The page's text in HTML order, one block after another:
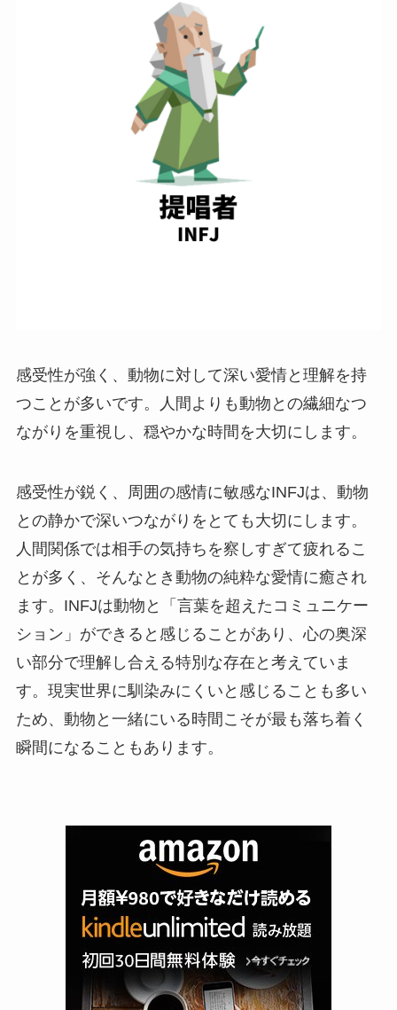
感受性が強く、動物に対して深い愛情と理解を持
つことが多いです。人間よりも動物との繊細なつ
ながりを重視し、穏やかな時間を大切にします。
感受性が鋭く、周囲の感情に敏感なINFJは、動物
との静かで深いつながりをとても大切にします。
人間関係では相手の気持ちを察しすぎて疲れるこ
とが多く、そんなとき動物の純粋な愛情に癒され
ます。INFJは動物と「言葉を超えたコミュニケー
ション」ができると感じることがあり、心の奥深
い部分で理解し合える特別な存在と考えていま
す。現実世界に馴染みにくいと感じることも多い
ため、動物と一緒にいる時間こそが最も落ち着く
瞬間になることもあります。